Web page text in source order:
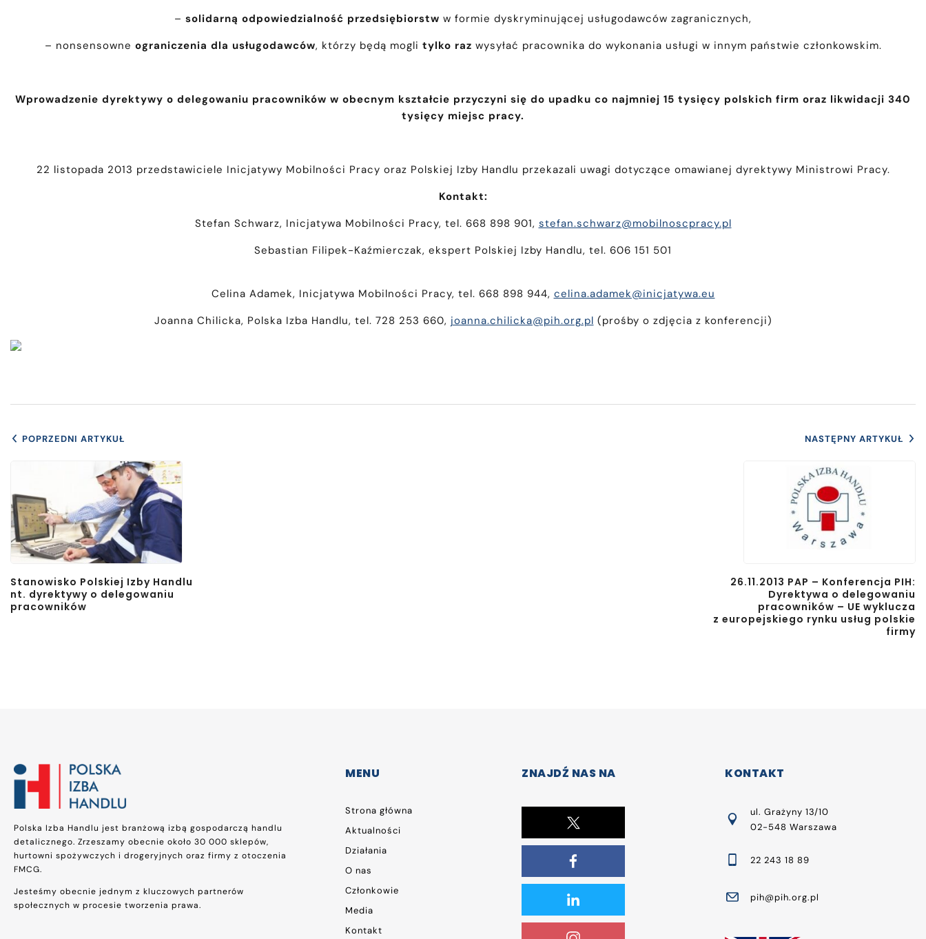
– solidarną odpowiedzialność przedsiębiorstw w formie dyskryminującej usługodawców zagranicznych,
– nonsensowne ograniczenia dla usługodawców, którzy będą mogli tylko raz wysyłać pracownika do wykonania usługi w innym państwie członkowskim.
Wprowadzenie dyrektywy o delegowaniu pracowników w obecnym kształcie przyczyni się do upadku co najmniej 15 tysięcy polskich firm oraz likwidacji 340
tysięcy miejsc pracy.
22 listopada 2013 przedstawiciele Inicjatywy Mobilności Pracy oraz Polskiej Izby Handlu przekazali uwagi dotyczące omawianej dyrektywy Ministrowi Pracy.
Kontakt:
Stefan Schwarz, Inicjatywa Mobilności Pracy, tel. 668 898 901, stefan.schwarz@mobilnoscpracy.pl
Sebastian Filipek-Kaźmierczak, ekspert Polskiej Izby Handlu, tel. 606 151 501
Celina Adamek, Inicjatywa Mobilności Pracy, tel. 668 898 944, celina.adamek@inicjatywa.eu
Joanna Chilicka, Polska Izba Handlu, tel. 728 253 660, joanna.chilicka@pih.org.pl (prośby o zdjęcia z konferencji)
POPRZEDNI ARTYKUŁ
Stanowisko Polskiej Izby Handlu
nt. dyrektywy o delegowaniu
pracowników
NASTĘPNY ARTYKUŁ
26.11.2013 PAP – Konferencja PIH:
Dyrektywa o delegowaniu
pracowników – UE wyklucza
z europejskiego rynku usług polskie
firmy
Polska Izba Handlu jest branżową izbą gospodarczą handlu
detalicznego. Zrzeszamy obecnie około 30 000 sklepów,
hurtowni spożywczych i drogeryjnych oraz firmy z otoczenia
FMCG.
Jesteśmy obecnie jednym z kluczowych partnerów
społecznych w procesie tworzenia prawa.
MENU
Strona główna
Aktualności
Działania
O nas
Członkowie
Media
Kontakt
ZNAJDŹ NAS NA KONTAKT
ul. Grażyny 13/10
02-548 Warszawa
22 243 18 89
pih@pih.org.pl